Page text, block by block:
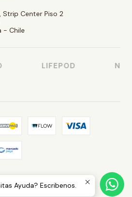
Strip Center Piso 2
- Chile
LIFEPOD
Ayuda? Escribenos.